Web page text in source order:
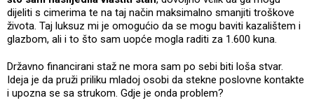
dijeliti s cimerima te na taj način maksimalno smanjiti troškove
života. Taj luksuz mi je omogućio da se mogu baviti kazalištem i
glazbom, ali i to što sam uopće mogla raditi za 1.600 kuna.
Državno financirani staž ne mora sam po sebi biti loša stvar.
Ideja je da pruži priliku mladoj osobi da stekne poslovne kontakte
i upozna se sa strukom. Gdje je onda problem?